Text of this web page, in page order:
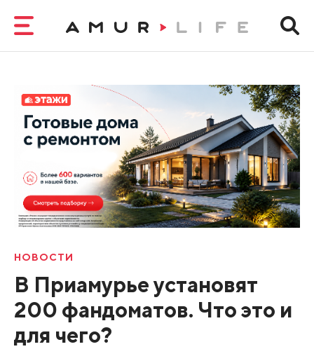
НОВОСТИ
В Приамурье установят
200 фандоматов. Что это и
для чего?